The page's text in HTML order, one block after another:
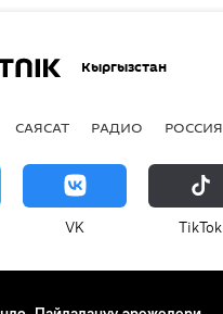
Кыргызстан
САЯСАТ РАДИО РОССИЯ
VK ТikТоk